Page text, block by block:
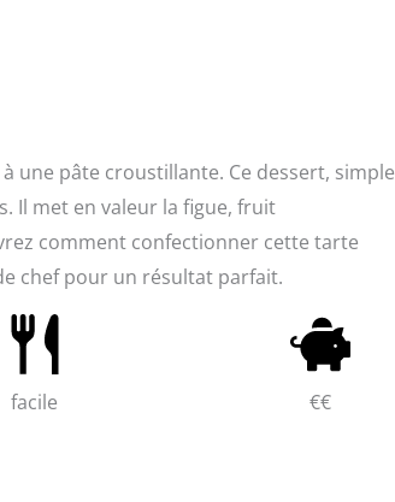
une pâte croustillante. Ce dessert, simple
Il met en valeur la figue, fruit
comment confectionner cette tarte
chef pour un résultat parfait.
facile €€